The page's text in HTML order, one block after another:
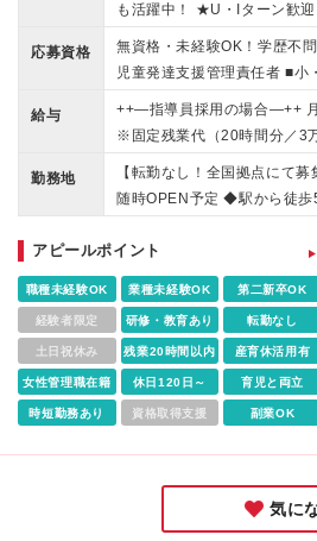
も活躍中！ ★U・Iターン歓
応募資格
無資格・未経験OK！学歴不
児童発達支援管理責任者 ■小
教諭、社会福祉士、精神保
師、理学療法士、言語聴覚
教育・社会・心理・福祉系
サービスで2年以上経験の
強度行動障害初任者研修（
給与
++—指導員採用の場合—++
※固定残業代（20時間分／3
超過分は別途支給。 ※経験
ます。 ※試用期間は3か月・
勤務地
【転勤なし！全国拠点にて
随時OPEN予定 ◆駅から徒歩
東銀座、八王子、池袋、赤羽
文庫、戸塚、新横浜、横浜、
木、溝の口、川崎、武蔵小
浦和、大宮、東浦和、越谷
県 行徳、松戸、千葉、船橋
静岡 ■大阪府 堺東、天王寺
京橋、梅田 ■広島県 広島皆
勤務地
アピールポイント
職種未経験OK 業種未経験OK 第二新卒OK
経験者限定 研修・教育あり 転勤なし
土日祝休み 残業20時間以内 産育休活用有
女性管理職在籍 休日120日～ 育児と両立
時短勤務あり 資格取得支援 副業OK
気に